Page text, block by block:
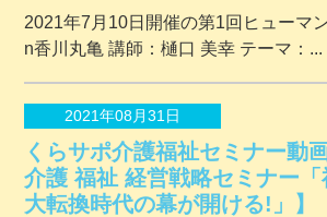
2021年7月10日開催の第1回ヒューマ
n香川丸亀 講師：樋口 美幸 テーマ：...
2021年08月31日
くらサポ介護福祉セミナー動
介護 福祉 経営戦略セミナー
大転換時代の幕が開ける!」】